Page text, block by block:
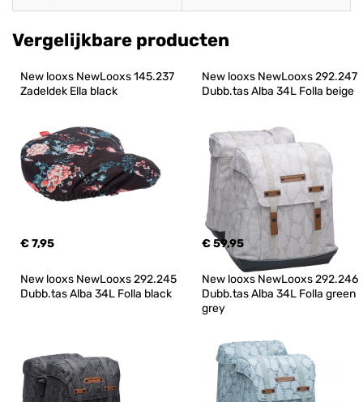
Vergelijkbare producten
New looxs NewLooxs 145.237
Zadeldek Ella black
€ 7,95
New looxs NewLooxs 292.247
Dubb.tas Alba 34L Folla beige
€ 59,95
New looxs NewLooxs 292.245
Dubb.tas Alba 34L Folla black
New looxs NewLooxs 292.246
Dubb.tas Alba 34L Folla green
grey